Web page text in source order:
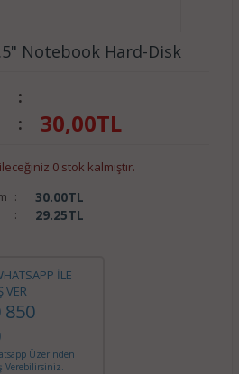
Notebook Hard-Disk
:
: 30,00TL
0 stok kalmıştır.
: 30.00TL
: 29.25TL
İLE
VER
850
Üzerinden
Verebilirsiniz.